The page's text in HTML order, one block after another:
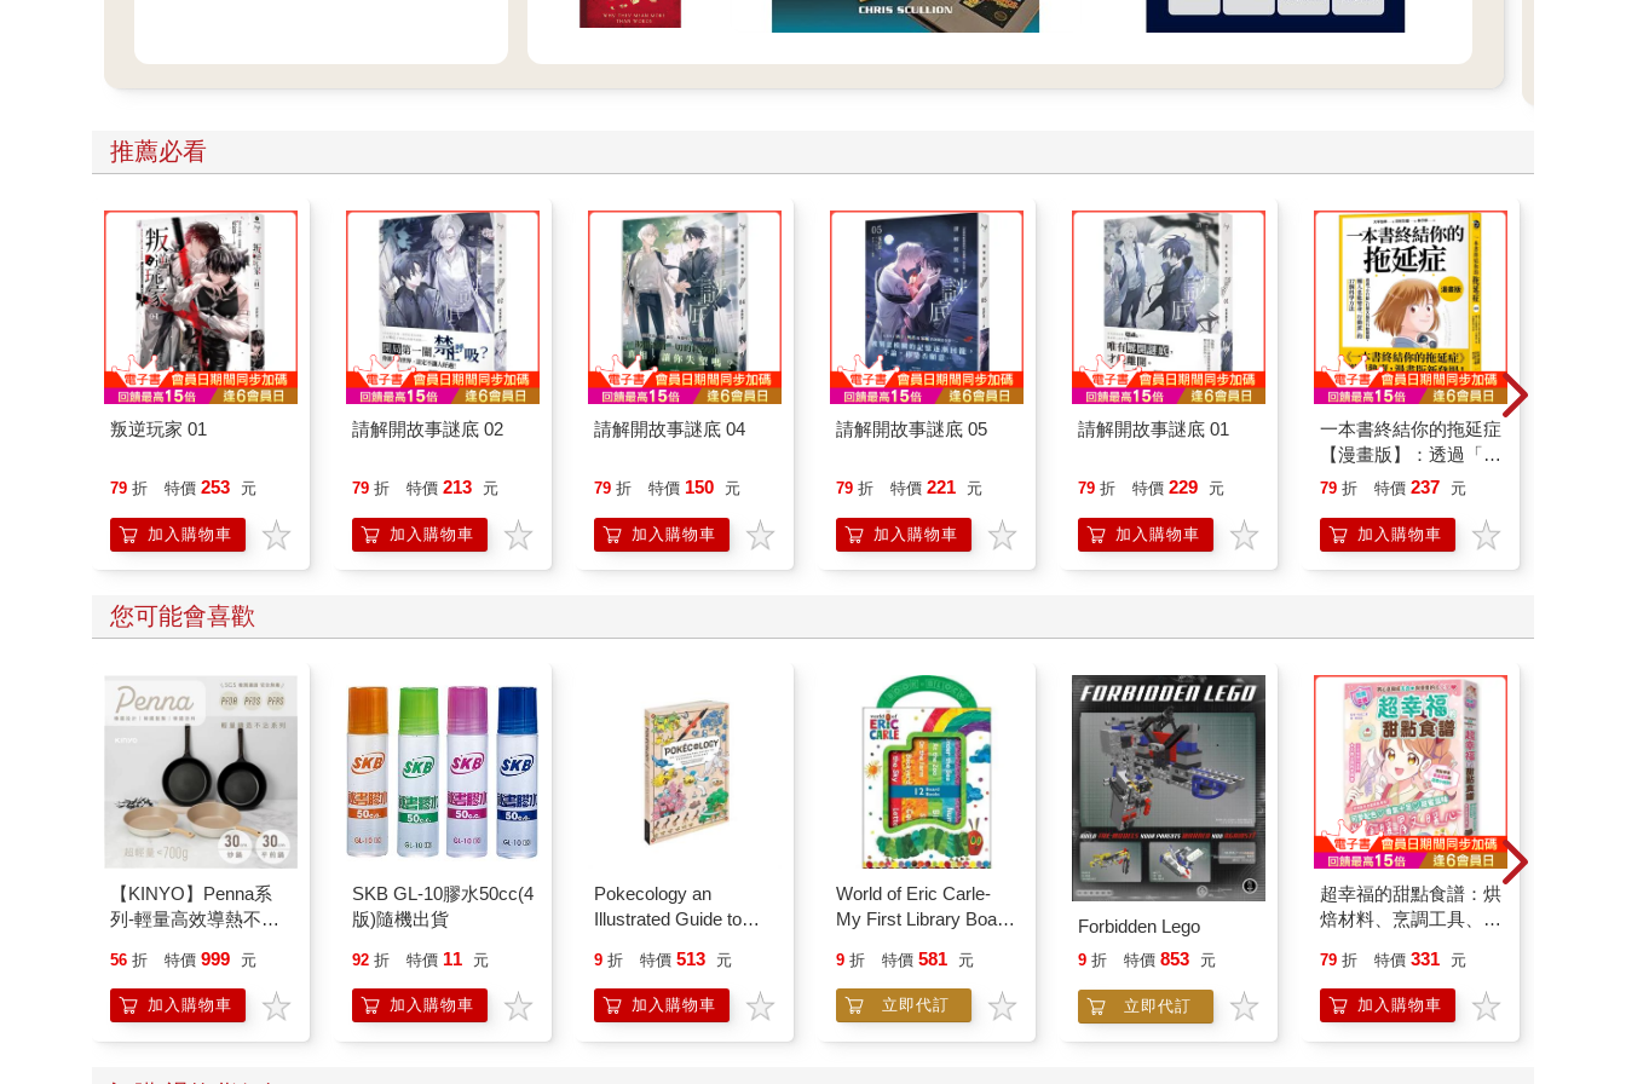
推薦必看
叛逆玩家 01
79 折 特價 253 元
加入購物車
請解開故事謎底 02
79 折 特價 213 元
加入購物車
請解開故事謎底 04
79 折 特價 150 元
加入購物車
請解開故事謎底 05
79 折 特價 221 元
加入購物車
請解開故事謎底 01
79 折 特價 229 元
加入購物車
一本書終結你的拖延症
【漫畫版】：透過「小
行動」打開大腦的行動
「行動派」的37個科
學方法
79 折 特價 237 元
加入購物車
您可能會喜歡
【KINYO】Penna系
列-輕量高效導熱不沾
56 折 特價 999 元
加入購物車
SKB GL-10膠水50cc(4
版)隨機出貨
92 折 特價 11 元
加入購物車
Pokecology an
Illustrated Guide to
(Pokemon Pikachu
Press)
9 折 特價 513 元
加入購物車
World of Eric Carle-
My First Library Board
9 折 特價 581 元
立即代訂
Forbidden Lego
9 折 特價 853 元
立即代訂
超幸福的甜點食譜：烘
焙材料、烹調工具、可
79 折 特價 331 元
加入購物車